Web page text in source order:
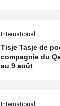
International
Tisje Tasje de
compagnie du
au 9 août
International